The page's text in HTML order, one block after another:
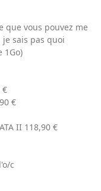
que vous pouvez me
sais pas quoi
1Go)
€
€
II 118,90 €
c